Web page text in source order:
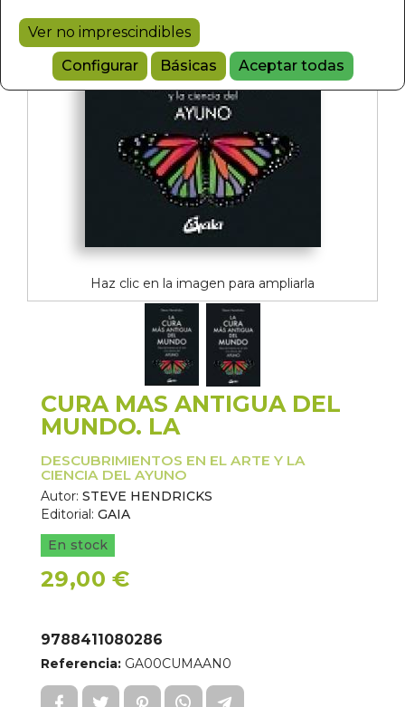
Ver no imprescindibles
Configurar
Básicas Aceptar todas
Haz clic en la imagen para ampliarla
CURA MAS ANTIGUA DEL
MUNDO. LA
DESCUBRIMIENTOS EN EL ARTE Y LA
CIENCIA DEL AYUNO
Autor: STEVE HENDRICKS
Editorial: GAIA
En stock
29,00 €
9788411080286
Referencia: GA00CUMAAN0